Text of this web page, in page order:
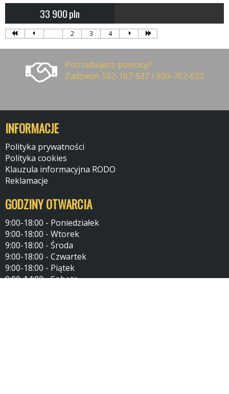
33 900pln
2 3 4
Potrzebujesz pomocy?
Zadzwoń 502-167-537 / 500-702-622
INFORMACJE
Polityka prywatności
Polityka cookies
Klauzula informacyjna RODO
Reklamacje
GODZINY OTWARCIA
9:00-18:00 - Poniedziałek
9:00-18:00 - Wtorek
9:00-18:00 - Środa
9:00-18:00 - Czwartek
9:00-18:00 - Piątek
9:00-14:00 - Sobota